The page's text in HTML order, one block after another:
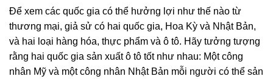
Để xem các quốc gia có thể hưởng lợi như thế nào từ
thương mại, giả sử có hai quốc gia, Hoa Kỳ và Nhật Bản,
và hai loại hàng hóa, thực phẩm và ô tô. Hãy tưởng tượng
rằng hai quốc gia sản xuất ô tô tốt như nhau: Một công
nhân Mỹ và một công nhân Nhật Bản mỗi người có thể sản